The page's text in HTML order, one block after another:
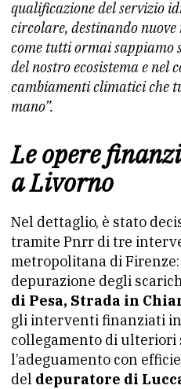
qualificazione del servizio
circolare, destinando
come tutti ormai sappiamo
del nostro ecosistema e nel
cambiamenti climatici che
mano”.
Le opere
a Livorno
Nel dettaglio, è stato
tramite Pnrr di tre
metropolitana di
depurazione degli
di Pesa, Strada in
gli interventi finanziati
collegamento di ulteriori
l’adeguamento con
del depuratore di